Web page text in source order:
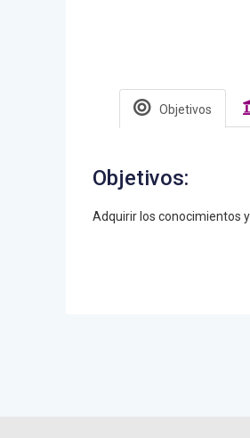
Objetivos
Objetivos:
Adquirir los conocimientos